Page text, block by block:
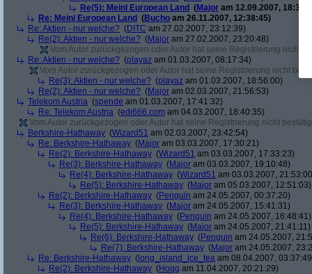
Re(5): Meinl European Land (Major am 12.09.2007,
Re: Meinl European Land (Bucho am 26.11.2007, 12:38:45)
Re: Aktien - nur welche? (DITC am 27.02.2007, 23:12:39)
Re(2): Aktien - nur welche? (Major am 27.02.2007, 23:20:48)
Vom Autor zurückgezogen oder Autor hat seine Registrierung nicht
Re: Aktien - nur welche? (playaz am 01.03.2007, 08:17:34)
Vom Autor zurückgezogen oder Autor hat seine Registrierung nicht
Re(3): Aktien - nur welche? (playaz am 01.03.2007, 18:56:00)
Re(2): Aktien - nur welche? (Major am 02.03.2007, 21:56:53)
Telekom Austria (spende am 01.03.2007, 17:41:32)
Re: Telekom Austria (edi666.com am 04.03.2007, 18:40:35)
Vom Autor zurückgezogen oder Autor hat seine Registrierung nicht
Berkshire-Hathaway (Wizard51 am 02.03.2007, 23:42:54)
Re: Berkshire-Hathaway (Major am 03.03.2007, 17:30:21)
Re(2): Berkshire-Hathaway (Wizard51 am 03.03.2007, 17:33:23)
Re(3): Berkshire-Hathaway (Major am 03.03.2007, 19:10:48)
Re(4): Berkshire-Hathaway (Wizard51 am 03.03.2007,
Re(5): Berkshire-Hathaway (Major am 05.03.2007, 12:51:03)
Re(2): Berkshire-Hathaway (Penguin am 24.05.2007, 00:37:20)
Re(3): Berkshire-Hathaway (Major am 24.05.2007, 15:41:31)
Re(4): Berkshire-Hathaway (Penguin am 24.05.2007, 16:48:41)
Re(5): Berkshire-Hathaway (Major am 24.05.2007, 21:41:11)
Re(6): Berkshire-Hathaway (Penguin am 24.05.2007,
Re(7): Berkshire-Hathaway (Major am 24.05.2007,
Re: Berkshire-Hathaway ( long_island_ice_tea am 08.04.2007,
Re(2): Berkshire-Hathaway (Hoqq am 11.04.2007, 20:21:29)